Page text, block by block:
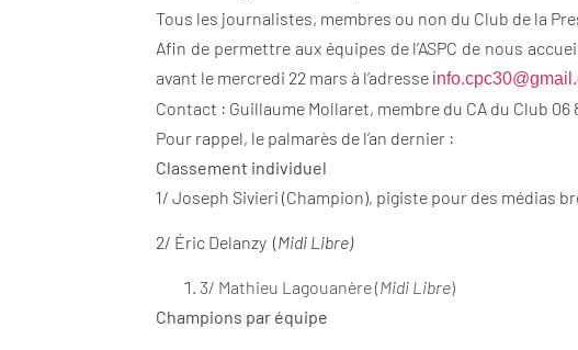
Tous les journalistes, membres ou non du Club de la
Afin de permettre aux équipes de l’ASPC de nous
avant le mercredi 22 mars à l’adresse
Contact : Guillaume Mollaret, membre du CA du Club
Pour rappel, le palmarès de l’an dernier :
Classement individuel
1/ Joseph Sivieri (Champion), pigiste pour des médias
2/ Éric Delanzy (Midi Libre)
3/ Mathieu Lagouanère (Midi Libre)
Champions par équipe